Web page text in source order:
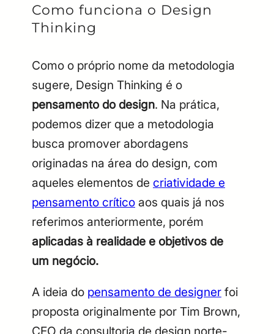
Como funciona o Design
Thinking
Como o próprio nome da metodologia
sugere, Design Thinking é o
pensamento do design. Na prática,
podemos dizer que a metodologia
busca promover abordagens
originadas na área do design, com
aqueles elementos de criatividade e
pensamento crítico aos quais já nos
referimos anteriormente, porém
aplicadas à realidade e objetivos de
um negócio.
A ideia do pensamento de designer foi
proposta originalmente por Tim Brown,
CEO da consultoria de design norte-